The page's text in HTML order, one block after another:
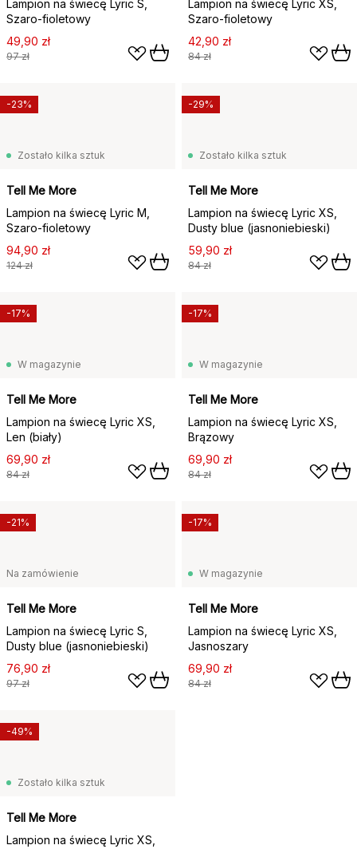
Lampion na świecę Lyric S,
Szaro-fioletowy
49,90 zł
97 zł
Lampion na świecę Lyric XS,
Szaro-fioletowy
42,90 zł
84 zł
Zostało kilka sztuk
Tell Me More
Lampion na świecę Lyric M,
Szaro-fioletowy
94,90 zł
124 zł
-23%
Zostało kilka sztuk
Tell Me More
Lampion na świecę Lyric XS,
Dusty blue (jasnoniebieski)
59,90 zł
84 zł
-29%
W magazynie
Tell Me More
Lampion na świecę Lyric XS,
Len (biały)
69,90 zł
84 zł
-17%
W magazynie
Tell Me More
Lampion na świecę Lyric XS,
Brązowy
69,90 zł
84 zł
-17%
Na zamówienie
Tell Me More
Lampion na świecę Lyric S,
Dusty blue (jasnoniebieski)
76,90 zł
97 zł
-21%
W magazynie
Tell Me More
Lampion na świecę Lyric XS,
Jasnoszary
69,90 zł
84 zł
-17%
Zostało kilka sztuk
Tell Me More
Lampion na świecę Lyric XS,
-49%